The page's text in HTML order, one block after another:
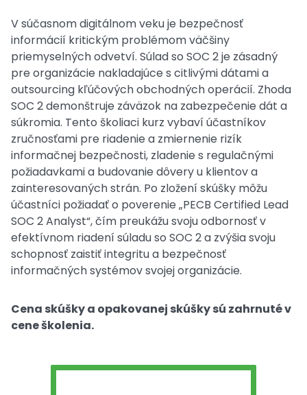
V súčasnom digitálnom veku je bezpečnosť
informácií kritickým problémom väčšiny
priemyselných odvetví. Súlad so SOC 2 je zásadný
pre organizácie nakladajúce s citlivými dátami a
outsourcing kľúčových obchodných operácií. Zhoda
SOC 2 demonštruje záväzok na zabezpečenie dát a
súkromia. Tento školiaci kurz vybaví účastníkov
zručnosťami pre riadenie a zmiernenie rizík
informačnej bezpečnosti, zladenie s regulačnými
požiadavkami a budovanie dôvery u klientov a
zainteresovaných strán. Po zložení skúšky môžu
účastníci požiadať o poverenie „PECB Certified Lead
SOC 2 Analyst“, čím preukážu svoju odbornosť v
efektívnom riadení súladu so SOC 2 a zvýšia svoju
schopnosť zaistiť integritu a bezpečnosť
informačných systémov svojej organizácie.
Cena skúšky a opakovanej skúšky sú zahrnuté v
cene školenia.